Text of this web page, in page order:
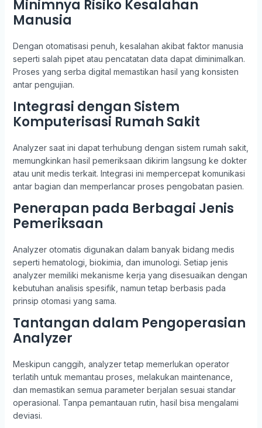
Minimnya Risiko Kesalahan
Manusia
Dengan otomatisasi penuh, kesalahan akibat faktor manusia
seperti salah pipet atau pencatatan data dapat diminimalkan.
Proses yang serba digital memastikan hasil yang konsisten
antar pengujian.
Integrasi dengan Sistem
Komputerisasi Rumah Sakit
Analyzer saat ini dapat terhubung dengan sistem rumah sakit,
memungkinkan hasil pemeriksaan dikirim langsung ke dokter
atau unit medis terkait. Integrasi ini mempercepat komunikasi
antar bagian dan memperlancar proses pengobatan pasien.
Penerapan pada Berbagai Jenis
Pemeriksaan
Analyzer otomatis digunakan dalam banyak bidang medis
seperti hematologi, biokimia, dan imunologi. Setiap jenis
analyzer memiliki mekanisme kerja yang disesuaikan dengan
kebutuhan analisis spesifik, namun tetap berbasis pada
prinsip otomasi yang sama.
Tantangan dalam Pengoperasian
Analyzer
Meskipun canggih, analyzer tetap memerlukan operator
terlatih untuk memantau proses, melakukan maintenance,
dan memastikan semua parameter berjalan sesuai standar
operasional. Tanpa pemantauan rutin, hasil bisa mengalami
deviasi.